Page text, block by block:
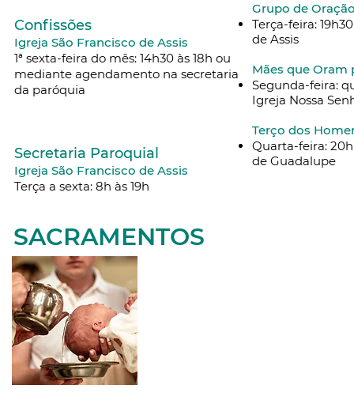
Grupo de
Terça-feira:
de Assis
Mães que Oram
Segunda-feira:
Igreja Nossa
Terço dos
Quarta-feira:
de Guadalupe
Secretaria Paroquial
Igreja São Francisco de Assis
Terça a sexta: 8h às 19h
Confissões
Igreja São Francisco de Assis
1ª sexta-feira do mês: 14h30 às 18h ou
mediante agendamento na secretaria
da paróquia
SACRAMENTOS